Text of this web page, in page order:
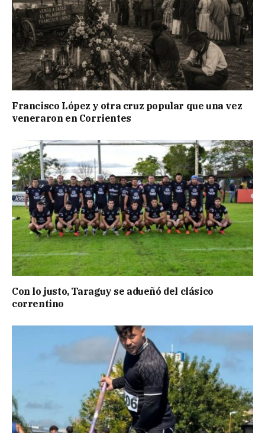
Francisco López y otra cruz popular que una vez
veneraron en Corrientes
Con lo justo, Taraguy se adueñó del clásico
correntino